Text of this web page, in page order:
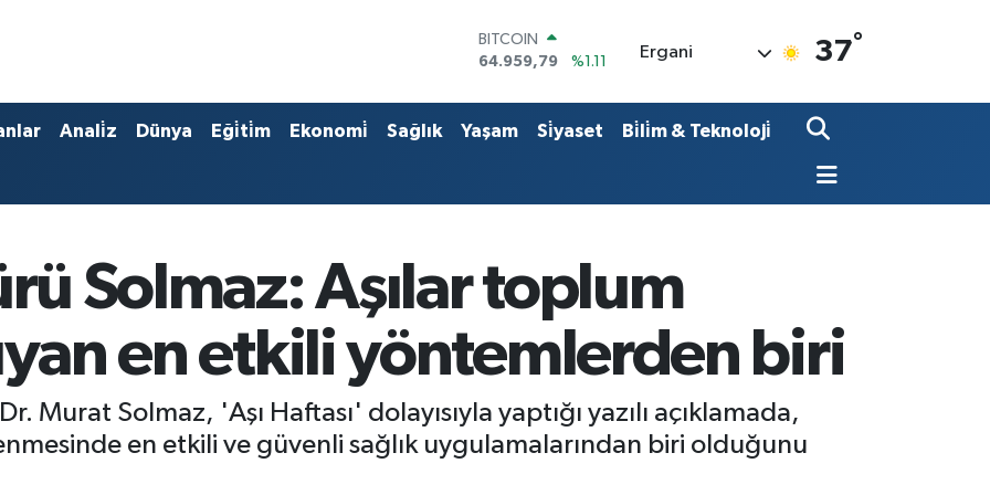
64.959,79
DOLAR
EURO
55,2510
%0.32
Ergani 37°
Anali̇z Dünya Eği̇ti̇m Ekonomi̇ Sağlık Yaşam Si̇yaset Bi̇li̇m & Teknoloji̇
Solmaz: Aşılar toplum
en etkili yöntemlerden biri
Murat Solmaz, 'Aşı Haftası' dolayısıyla yaptığı yazılı açıklamada,
en etkili ve güvenli sağlık uygulamalarından biri olduğunu